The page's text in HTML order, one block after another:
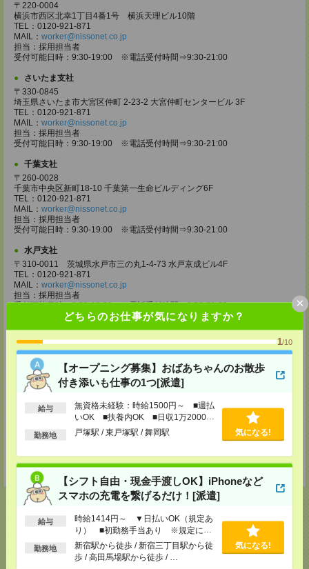
どちらのお仕事が気になりますか？
1/10
【オープニング募集】おばあちゃんのお散歩
付き添いも仕事の1つ[派遣]
給与
無資格未経験：時給1500円～ ■週払
いOK ■扶養内OK ■日収1万2000円
以上
勤務地 戸塚駅 / 東戸塚駅 / 舞岡駅 気になる!
【シフト自由・現金手渡しOK】iPhoneなど
スマホの充電を繋げるだけ！[派遣]
給与
時給1414円～ ▼日払いOK（規定あ
り） ■初勤務手当あり ※規定によ
る
勤務地
新宿駅から徒歩 / 新宿三丁目駅から徒
歩 / 高田馬場駅から徒歩 / …
気になる!
×
〒220-0004
横浜市西区北幸1丁目4番1号 横浜天理ビル10階
TEL：0120-921-871
MAIL： worker@nissonet.co.jp
担当：採用担当者
受付可能日時：9:30-19:00 ※電話受付時間⇒9:30-21:00
さいたま支社
〒330-0845
埼玉県さいたま市大宮区仲町 2-23-2 大宮仲町センタービル 3F
TEL：0120-921-871
MAIL： worker@nissonet.co.jp
担当：採用担当者
受付可能日時：9:30-19:00 ※電話受付時間⇒9:30-21:00
千葉支社
〒260-0028
千葉市中央区新町18-10 千葉第一生命ビルディング6F
TEL：0120-921-871
MAIL： worker@nissonet.co.jp
担当：採用担当者
受付可能日時：9:30-19:00 ※電話受付時間⇒9:30-21:00
水戸支社
〒310-0011 茨城県水戸市三の丸1-4-73 水戸京成ビル4F
TEL：0120-921-871
MAIL： worker@nissonet.co.jp
担当：採用担当者
受付可能日時：9:30-19:00 ※電話受付時間⇒9:30-21:00
〒320-0811 栃木県宇都宮市大通り1-2-11 フコク生命ビル4F
TEL：0120-921-871
MAIL：worker@nissonet.co.jp
担当：採用担当者
受付可能日時：9:30-19:00 ※電話受付時間⇒9:30-21:00
高崎支社
埼玉県さいたま市大宮区仲町2-23-2 大宮仲町センタービル3F（さいたま
TEL：0120-921-871
担当：採用担当者
受付可能日時：9:30-19:00 ※電話受付時間⇒9:30-21:00
応募ページへ